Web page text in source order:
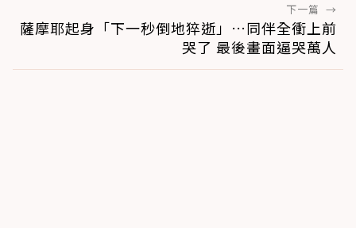
下一篇 →
薩摩耶起身「下一秒倒地猝逝」…同伴全衝上前
哭了 最後畫面逼哭萬人